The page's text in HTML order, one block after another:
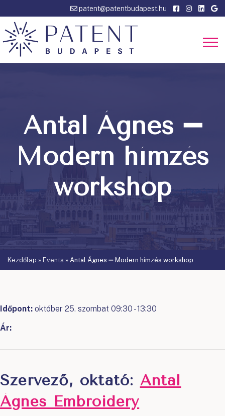
patent@patentbudapest.hu
Antal Ágnes ➖
Modern hímzés
workshop
Kezdőlap » Events » Antal Ágnes ➖ Modern hímzés workshop
Időpont: október 25. szombat 09:30 - 13:30
Ár:
Szervező, oktató: Antal
Ágnes Embroidery